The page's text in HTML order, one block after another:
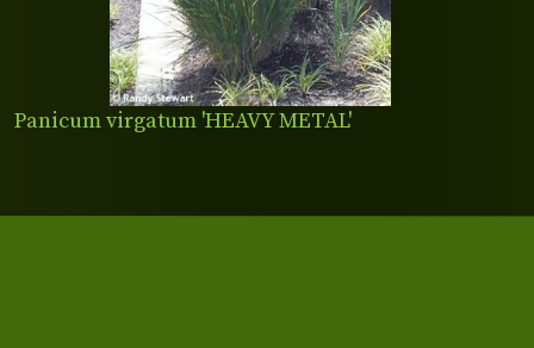
Panicum virgatum 'HEAVY METAL'